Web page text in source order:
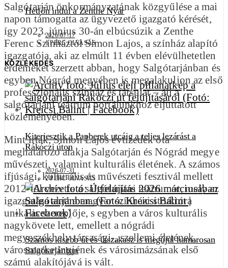
Hétfőn indul a Zenthe Nyár
2026-07-17
1 PERC OLVASÁS
KÖZLEKEDÉS
Kiterjesztik a Papberek utcáig a teljes lezárást a
Rákóczi úton
2026-07-31
2 PERC OLVASÁS
Számos kisebb út és útszakasz is megújul hamarosan
Salgótarjánban
Salgótarján önkormányzatának közgyűlése a mai
napon támogatta az ügyvezető igazgató kérését,
így 2023. június 30-án elbúcsúzik a Zenthe
Ferenc Színháztól Simon Lajos, a színház alapító
igazgatója, aki az elmúlt 11 évben elévülhetetlen
érdemeket szerzett abban, hogy Salgótarjánban és
egyben Nógrád megyében is megalakuljon az első
professzionális színház és társulat – áll a
salgótarjáni teátrum portálunkhoz eljuttatott
közleményében.
Mint írták, Simon Lajos évtizedek óta
meghatározó alakja Salgótarján és Nógrád megye
művészeti, valamint kulturális életének. A számos
ifjúsági, kulturális és művészeti fesztivál mellett
2012-től vezette a salgótarjáni teátrumot, mely az
igazgatása alatt a magyar színházi struktúra
unikális szereplője, s egyben a város kulturális
nagykövete lett, emellett a nógrádi
megyeszékhely társasági-, szellemi életének,
városmarketingjének és városimázsának első
számú alakítójává is vált.